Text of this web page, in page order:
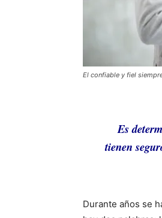
El confiable y fiel
Es
tienen
Durante años se